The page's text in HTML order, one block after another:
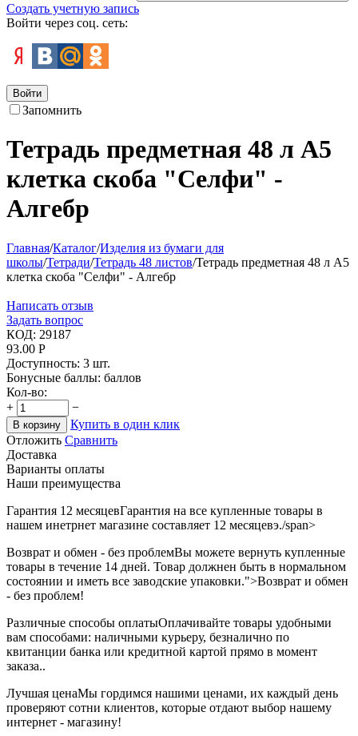
Создать учетную запись
Войти через соц. сеть:
Войти
Запомнить
Тетрадь предметная 48 л А5
клетка скоба "Селфи" -
Алгебр
Главная/Каталог/Изделия из бумаги для
школы/Тетради/Тетрадь 48 листов/Тетрадь предметная 48 л А5
клетка скоба "Селфи" - Алгебр
Написать отзыв
Задать вопрос
КОД: 29187
93.00 Р
Доступность: 3 шт.
Бонусные баллы: баллов
Кол-во:
+
−
В корзину
Купить в один клик
Отложить Сравнить
Доставка
Варианты оплаты
Наши преимущества
Гарантия 12 месяцевГарантия на все купленные товары в
нашем инетрнет магазине составляет 12 месяцевэ./span>
Возврат и обмен - без проблемВы можете вернуть купленные
товары в течение 14 дней. Товар должнен быть в нормальном
состоянии и иметь все заводские упаковки.">Возврат и обмен
- без проблем!
Различные способы оплатыОплачивайте товары удобными
вам способами: наличными курьеру, безналично по
квитанции банка или кредитной картой прямо в момент
заказа..
Лучшая ценаМы гордимся нашими ценами, их каждый день
проверяют сотни клиентов, которые отдают выбор нашему
интернет - магазину!